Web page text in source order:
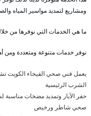
ومشاريع لتمديد مواسير المياه
ما هي الخدمات التي نوفرها من
نوفر خدمات متنوعة ومتعددة ومن
يعمل فني صحي الفيحاء الكويت
الشرب الرئيسية
حفر الآبار وتمديد مضخات
صحي شاطر ورخيص